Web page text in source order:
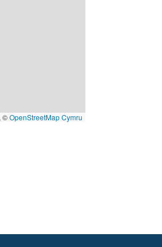
©OpenStreetMap Cymru